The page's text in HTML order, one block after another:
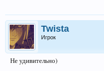
Twista
Игрок
Не удивительно)